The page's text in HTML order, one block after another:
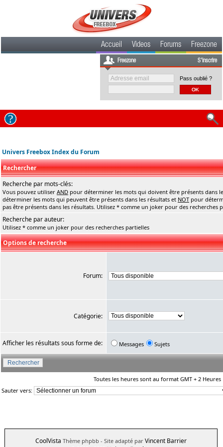
Accueil Videos Forums Freezone
Freezone S'inscrire
Pass oublié ?
Univers Freebox Index du Forum
Rechercher
Recherche par mots-clés:
Vous pouvez utiliser AND pour déterminer les mots qui doivent être présents dans
déterminer les mots qui peuvent être présents dans les résultats et NOT pour
pas être présents dans les résultats. Utilisez * comme un joker pour des recherches
Recherche par auteur:
Utilisez * comme un joker pour des recherches partielles
Options de recherche
Forum:
Catégorie:
Afficher les résultats sous forme de: Messages Sujets
Toutes les heures sont au format GMT + 2 Heures
Sauter vers:
CoolVista Thème phpbb - Site adapté par Vincent Barrier